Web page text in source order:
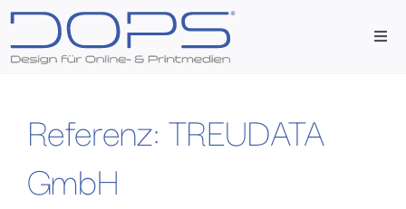
Zum
springen
Referenz: TREUDATA
GmbH